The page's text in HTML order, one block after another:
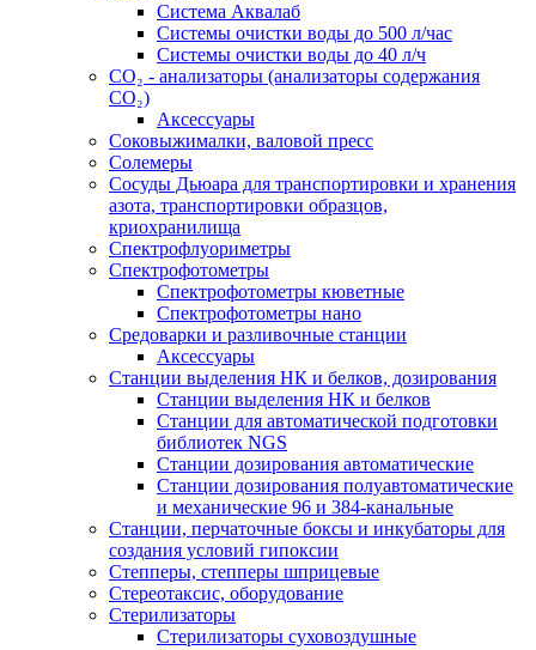
Система Аквалаб
Системы очистки воды до 500 л/час
Системы очистки воды до 40 л/ч
СО₂ - анализаторы (анализаторы содержания
СО₂)
Аксессуары
Соковыжималки, валовой пресс
Солемеры
Сосуды Дьюара для транспортировки и хранения
азота, транспортировки образцов,
криохранилища
Спектрофлуориметры
Спектрофотометры
Спектрофотометры кюветные
Спектрофотометры нано
Средоварки и разливочные станции
Аксессуары
Станции выделения НК и белков, дозирования
Станции выделения НК и белков
Станции для автоматической подготовки
библиотек NGS
Станции дозирования автоматические
Станции дозирования полуавтоматические
и механические 96 и 384-канальные
Станции, перчаточные боксы и инкубаторы для
создания условий гипоксии
Степперы, степперы шприцевые
Стереотаксис, оборудование
Стерилизаторы
Стерилизаторы суховоздушные